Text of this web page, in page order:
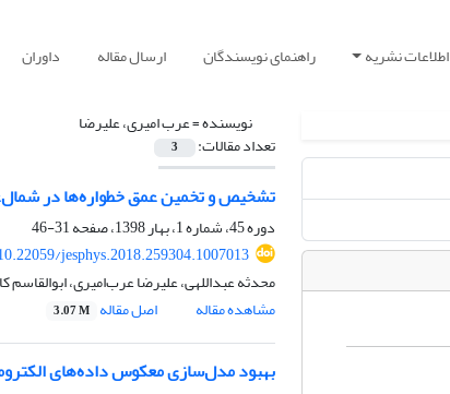
اطلاعات نشریه راهنمای نویسندگان ارسال مقاله داوران
نویسنده =عرب امیری، علیرضا
تعداد مقالات: 3
تشخیص و تخمین عمق خطواره‌ها در
دوره 45، شماره 1، بهار 1398، صفحه
31-46
jesphys.2018.259304.1007013
محدثه عبداللهی، علیرضا عرب‌امیری، ابوالقاسم
مشاهده مقاله
اصل مقاله 3.07 M
بهبود مدل‌سازی معکوس داده‌های